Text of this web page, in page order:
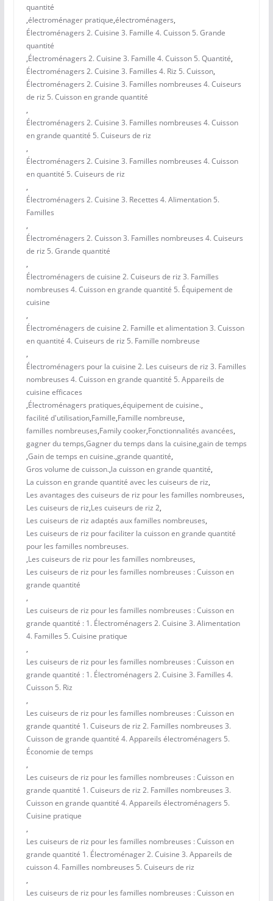
quantité
,électroménager pratique,électroménagers,
Électroménagers 2. Cuisine 3. Famille 4. Cuisson 5. Grande
quantité
,Électroménagers 2. Cuisine 3. Famille 4. Cuisson 5. Quantité,
Électroménagers 2. Cuisine 3. Familles 4. Riz 5. Cuisson,
Électroménagers 2. Cuisine 3. Familles nombreuses 4. Cuiseurs
de riz 5. Cuisson en grande quantité
,
Électroménagers 2. Cuisine 3. Familles nombreuses 4. Cuisson
en grande quantité 5. Cuiseurs de riz
,
Électroménagers 2. Cuisine 3. Familles nombreuses 4. Cuisson
en quantité 5. Cuiseurs de riz
,
Électroménagers 2. Cuisine 3. Recettes 4. Alimentation 5.
Familles
,
Électroménagers 2. Cuisson 3. Familles nombreuses 4. Cuiseurs
de riz 5. Grande quantité
,
Électroménagers de cuisine 2. Cuiseurs de riz 3. Familles
nombreuses 4. Cuisson en grande quantité 5. Équipement de
cuisine
,
Électroménagers de cuisine 2. Famille et alimentation 3. Cuisson
en quantité 4. Cuiseurs de riz 5. Famille nombreuse
,
Électroménagers pour la cuisine 2. Les cuiseurs de riz 3. Familles
nombreuses 4. Cuisson en grande quantité 5. Appareils de
cuisine efficaces
,Électroménagers pratiques,équipement de cuisine.,
facilité d'utilisation,Famille,Famille nombreuse,
familles nombreuses,Family cooker,Fonctionnalités avancées,
gagner du temps,Gagner du temps dans la cuisine,gain de temps
,Gain de temps en cuisine.,grande quantité,
Gros volume de cuisson.,la cuisson en grande quantité,
La cuisson en grande quantité avec les cuiseurs de riz,
Les avantages des cuiseurs de riz pour les familles nombreuses,
Les cuiseurs de riz,Les cuiseurs de riz 2,
Les cuiseurs de riz adaptés aux familles nombreuses,
Les cuiseurs de riz pour faciliter la cuisson en grande quantité
pour les familles nombreuses.
,Les cuiseurs de riz pour les familles nombreuses,
Les cuiseurs de riz pour les familles nombreuses : Cuisson en
grande quantité
,
Les cuiseurs de riz pour les familles nombreuses : Cuisson en
grande quantité : 1. Électroménagers 2. Cuisine 3. Alimentation
4. Familles 5. Cuisine pratique
,
Les cuiseurs de riz pour les familles nombreuses : Cuisson en
grande quantité : 1. Électroménagers 2. Cuisine 3. Familles 4.
Cuisson 5. Riz
,
Les cuiseurs de riz pour les familles nombreuses : Cuisson en
grande quantité 1. Cuiseurs de riz 2. Familles nombreuses 3.
Cuisson de grande quantité 4. Appareils électroménagers 5.
Économie de temps
,
Les cuiseurs de riz pour les familles nombreuses : Cuisson en
grande quantité 1. Cuiseurs de riz 2. Familles nombreuses 3.
Cuisson en grande quantité 4. Appareils électroménagers 5.
Cuisine pratique
,
Les cuiseurs de riz pour les familles nombreuses : Cuisson en
grande quantité 1. Électroménager 2. Cuisine 3. Appareils de
cuisson 4. Familles nombreuses 5. Cuiseurs de riz
,
Les cuiseurs de riz pour les familles nombreuses : Cuisson en